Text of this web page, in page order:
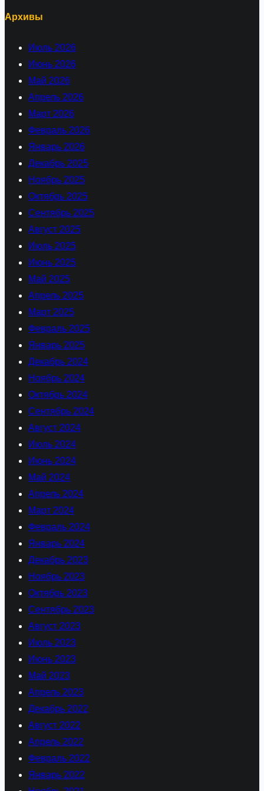
Архивы
Июль 2026
Июнь 2026
Май 2026
Апрель 2026
Март 2026
Февраль 2026
Январь 2026
Декабрь 2025
Ноябрь 2025
Октябрь 2025
Сентябрь 2025
Август 2025
Июль 2025
Июнь 2025
Май 2025
Апрель 2025
Март 2025
Февраль 2025
Январь 2025
Декабрь 2024
Ноябрь 2024
Октябрь 2024
Сентябрь 2024
Август 2024
Июль 2024
Июнь 2024
Май 2024
Апрель 2024
Март 2024
Февраль 2024
Январь 2024
Декабрь 2023
Ноябрь 2023
Октябрь 2023
Сентябрь 2023
Август 2023
Июль 2023
Июнь 2023
Май 2023
Апрель 2023
Декабрь 2022
Август 2022
Апрель 2022
Февраль 2022
Январь 2022